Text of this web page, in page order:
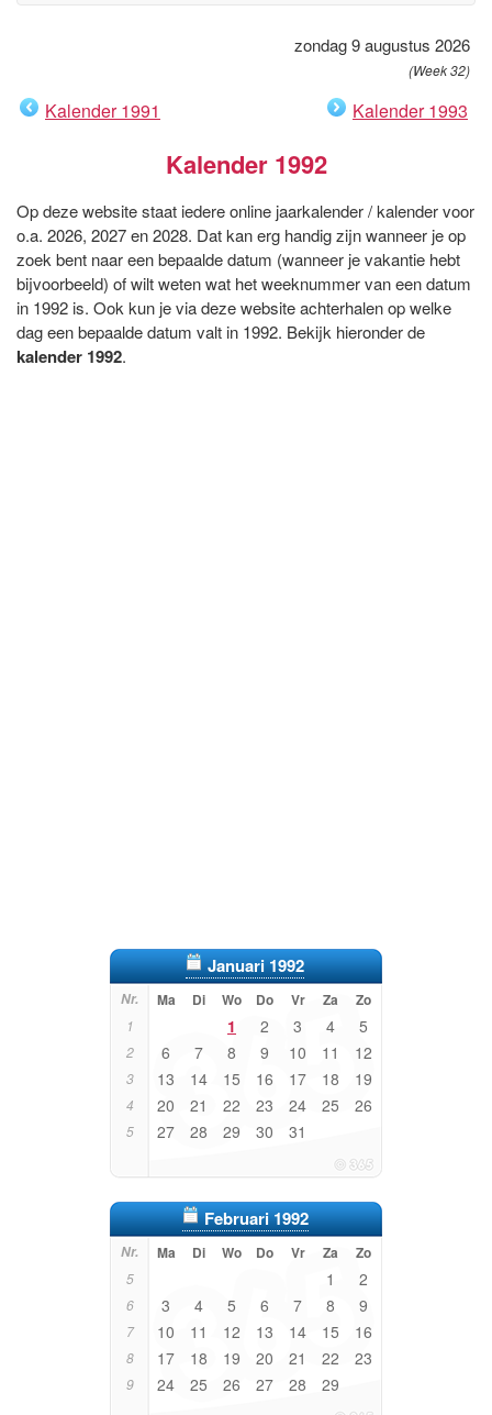
zondag 9 augustus 2026
(Week 32)
Kalender 1991 Kalender 1993
Kalender 1992
Op deze website staat iedere online jaarkalender / kalender voor
o.a. 2026, 2027 en 2028. Dat kan erg handig zijn wanneer je op
zoek bent naar een bepaalde datum (wanneer je vakantie hebt
bijvoorbeeld) of wilt weten wat het weeknummer van een datum
in 1992 is. Ook kun je via deze website achterhalen op welke
dag een bepaalde datum valt in 1992. Bekijk hieronder de
kalender 1992.
Januari 1992
Nr. Ma Di Wo Do Vr Za Zo
1 1 2 3 4 5
2 6 7 8 9 10 11 12
3 13 14 15 16 17 18 19
4 20 21 22 23 24 25 26
5 27 28 29 30 31
Februari 1992
Nr. Ma Di Wo Do Vr Za Zo
5 1 2
6 3 4 5 6 7 8 9
7 10 11 12 13 14 15 16
8 17 18 19 20 21 22 23
9 24 25 26 27 28 29